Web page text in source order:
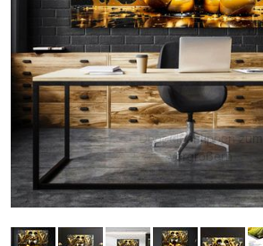
Doppelt antippen zum
vergrößern